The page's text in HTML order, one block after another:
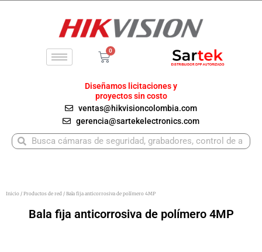
0
Carrito
Diseñamos licitaciones y
proyectos sin costo
ventas@hikvisioncolombia.com
gerencia@sartekelectronics.com
BuscarBuscar
Inicio / Productos de red / Bala fija anticorrosiva de polímero 4MP
Bala fija anticorrosiva de polímero 4MP